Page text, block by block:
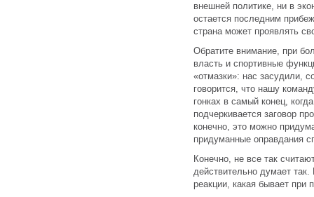
внешней политике, ни в
остается последним
страна может проявлять
Обратите внимание, при
власть и спортивные
«отмазки»: нас засудили,
говорится, что нашу
гонках в самый конец,
подчеркивается заговор
конечно, это можно
придуманные оправдания
Конечно, не все так
действительно думает
реакции, какая бывает при